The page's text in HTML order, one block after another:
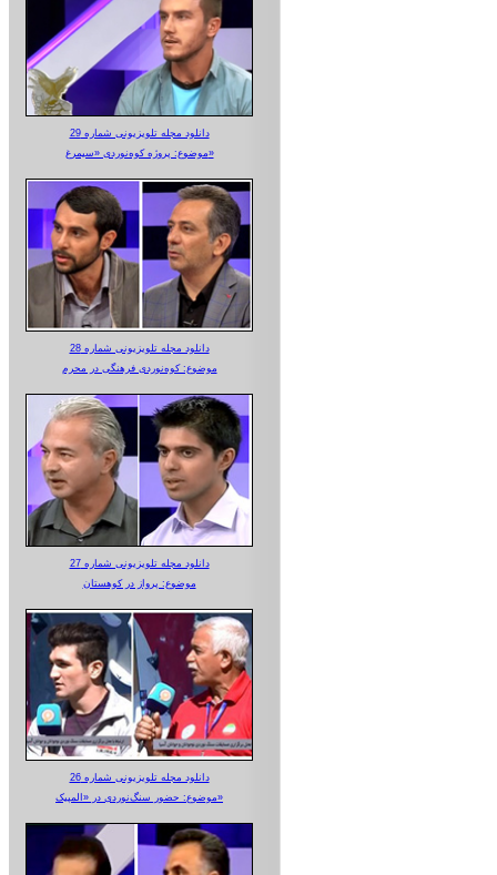
دانلود مجله تلویزیونی شماره 29
موضوع: پروژه کوه‌نوردی «سیمرغ»
دانلود مجله تلویزیونی شماره 28
موضوع: کوه‌نوردی فرهنگی در محرم
دانلود مجله تلویزیونی شماره 27
موضوع: پرواز در کوهستان
دانلود مجله تلویزیونی شماره 26
موضوع: حضور سنگ‌نوردی در «المپیک»